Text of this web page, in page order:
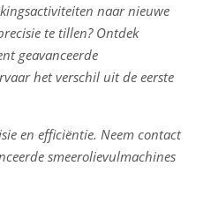
naar nieuwe
te tillen? Ontdek
geavanceerde
het verschil uit de eerste
en efficiëntie. Neem contact
smeerolievulmachines